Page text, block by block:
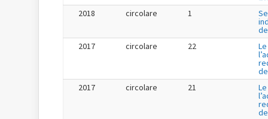
2018
circolare 1
2017
circolare 22
2017
circolare 21